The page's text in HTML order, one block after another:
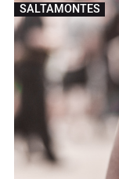
SALTAMONTES